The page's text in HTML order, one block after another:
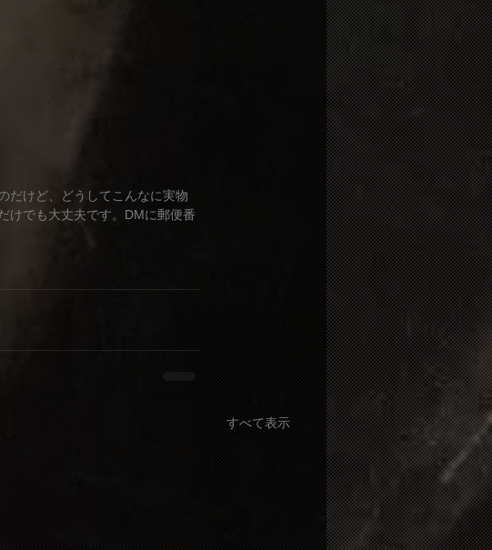
だけど、どうしてこんなに実物
けでも大丈夫です。DMに郵便番
すべて表示